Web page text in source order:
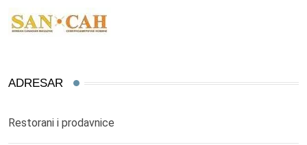
ADRESAR
Restorani i prodavnice